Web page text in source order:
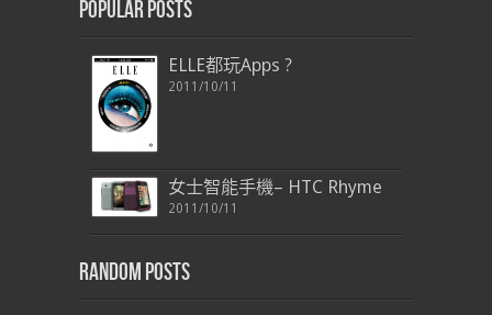
Popular Posts
ELLE都玩Apps ?
2011/10/11
女士智能手機– HTC Rhyme
2011/10/11
Random Posts